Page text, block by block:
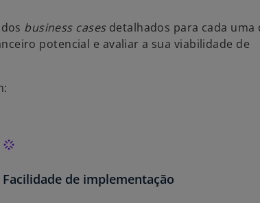
business casesdetalhados para cada uma
potencial e avaliar a sua viabilidade de
Facilidade de implementação